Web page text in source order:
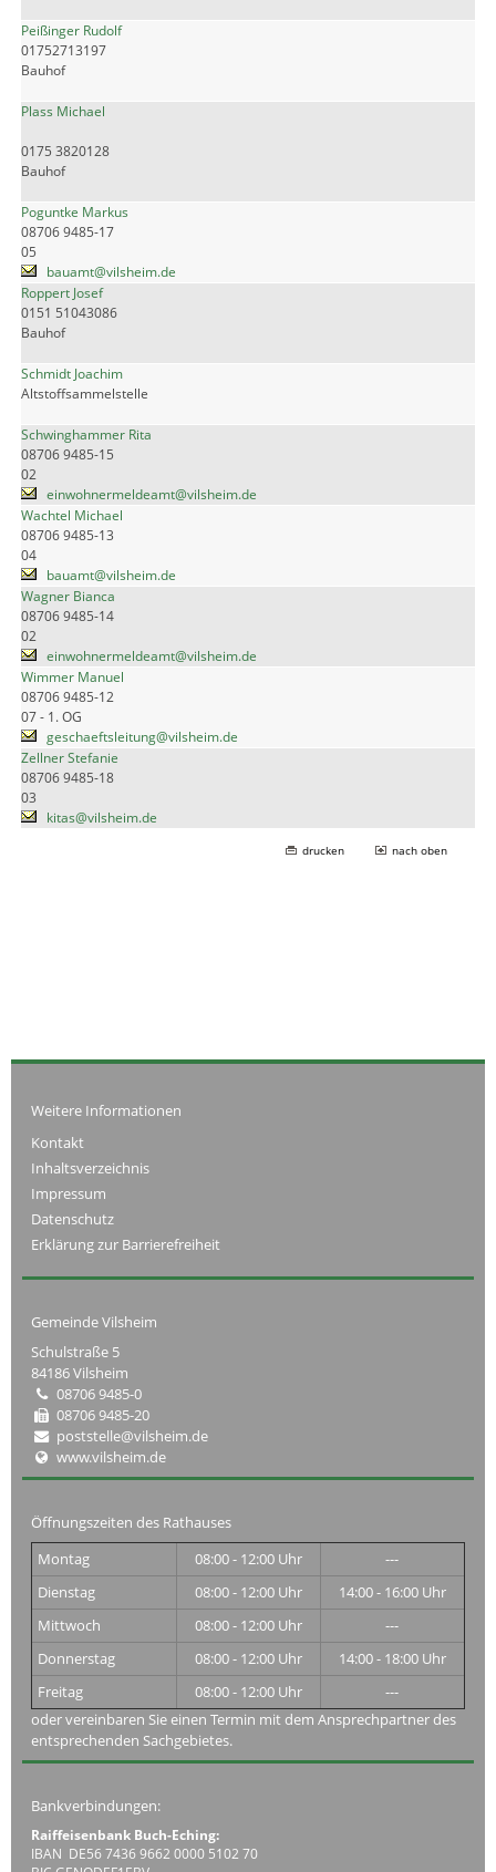
Peißinger Rudolf
01752713197
Bauhof
Plass Michael
0175 3820128
Bauhof
Poguntke Markus
08706 9485-17
05
bauamt@vilsheim.de
Roppert Josef
0151 51043086
Bauhof
Schmidt Joachim
Altstoffsammelstelle
Schwinghammer Rita
08706 9485-15
02
einwohnermeldeamt@vilsheim.de
Wachtel Michael
08706 9485-13
04
bauamt@vilsheim.de
Wagner Bianca
08706 9485-14
02
einwohnermeldeamt@vilsheim.de
Wimmer Manuel
08706 9485-12
07 - 1. OG
geschaeftsleitung@vilsheim.de
Zellner Stefanie
08706 9485-18
03
kitas@vilsheim.de
drucken nach oben
Weitere Informationen
Kontakt
Inhaltsverzeichnis
Impressum
Datenschutz
Erklärung zur Barrierefreiheit
Gemeinde Vilsheim
Schulstraße 5
84186 Vilsheim
08706 9485-0
08706 9485-20
poststelle@vilsheim.de
www.vilsheim.de
Öffnungszeiten des Rathauses
Montag
08:00 - 12:00 Uhr
---
Dienstag
08:00 - 12:00 Uhr
14:00 - 16:00 Uhr
Mittwoch
08:00 - 12:00 Uhr
---
Donnerstag
08:00 - 12:00 Uhr
14:00 - 18:00 Uhr
Freitag
08:00 - 12:00 Uhr
---
oder vereinbaren Sie einen Termin mit dem Ansprechpartner des
entsprechenden Sachgebietes.
Bankverbindungen:
Raiffeisenbank Buch-Eching:
IBAN DE56 7436 9662 0000 5102 70